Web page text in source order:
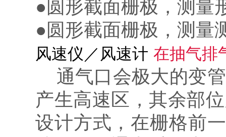
●圆形截面栅极，测量
●圆形截面栅极，测量
风速仪／风速计 在抽气排
通气口会极大的变
产生高速区，其余部
设计方式，在栅格前